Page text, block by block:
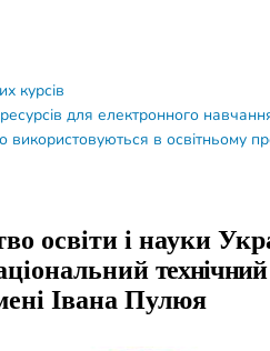
курсів
для електронного
в освітньому
освіти і науки
Івана Пулюя